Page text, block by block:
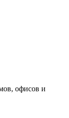
офисов и